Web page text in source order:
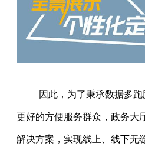
因此，为了秉承数据多
更好的方便服务群众，政务大
解决方案，实现线上、线下无